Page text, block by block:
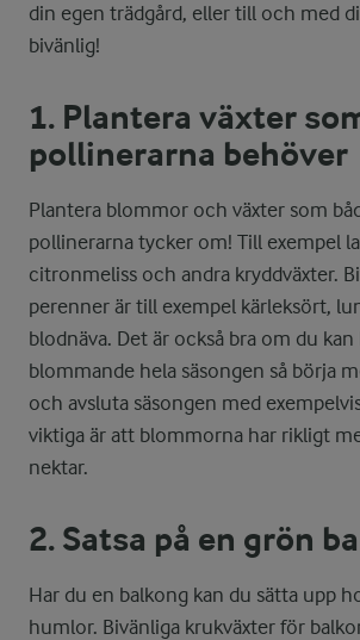
din egen trädgård, eller till och med
bivänlig!
1. Plantera växter
pollinerarna behöver
Plantera blommor och växter som
pollinerarna tycker om! Till exempel
citronmeliss och andra kryddväxter.
perenner är till exempel kärleksört,
blodnäva. Det är också bra om du
blommande hela säsongen så börja
och avsluta säsongen med
viktiga är att blommorna har rikligt
nektar.
2. Satsa på en grön
Har du en balkong kan du sätta upp
humlor. Bivänliga krukväxter för